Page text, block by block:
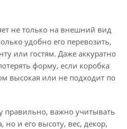
не только на внешний вид
удобно его перевозить,
или гостям. Даже аккуратно
форму, если коробка
высокая или не подходит по
правильно, важно учитывать
но и его высоту, вес, декор,